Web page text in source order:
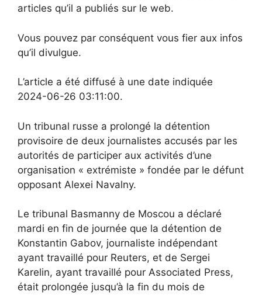
articles qu’il a publiés sur le web.
Vous pouvez par conséquent vous fier aux infos
qu’il divulgue.
L’article a été diffusé à une date indiquée
2024-06-26 03:11:00.
Un tribunal russe a prolongé la détention
provisoire de deux journalistes accusés par les
autorités de participer aux activités d’une
organisation « extrémiste » fondée par le défunt
opposant Alexei Navalny.
Le tribunal Basmanny de Moscou a déclaré
mardi en fin de journée que la détention de
Konstantin Gabov, journaliste indépendant
ayant travaillé pour Reuters, et de Sergei
Karelin, ayant travaillé pour Associated Press,
était prolongée jusqu’à la fin du mois de